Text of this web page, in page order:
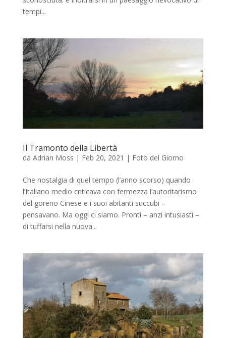
tempi...
Il Tramonto della Libertà
da Adrian Moss | Feb 20, 2021 | Foto del Giorno
Che nostalgia di quel tempo (l’anno scorso) quando
l’Italiano medio criticava con fermezza l’autoritarismo
del goreno Cinese e i suoi abitanti succubi –
pensavano. Ma oggi ci siamo. Pronti – anzi intusiasti –
di tuffarsi nella nuova...